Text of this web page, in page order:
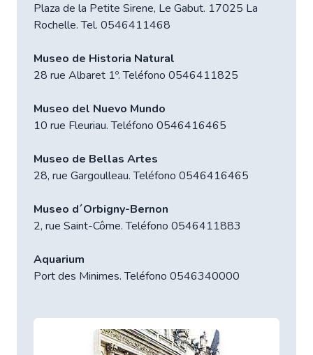
Plaza de la Petite Sirene, Le Gabut. 17025 La
Rochelle. Tel. 0546411468
Museo de Historia Natural
28 rue Albaret 1º. Teléfono 0546411825
Museo del Nuevo Mundo
10 rue Fleuriau. Teléfono 0546416465
Museo de Bellas Artes
28, rue Gargoulleau. Teléfono 0546416465
Museo d´Orbigny-Bernon
2, rue Saint-Côme. Teléfono 0546411883
Aquarium
Port des Minimes. Teléfono 0546340000